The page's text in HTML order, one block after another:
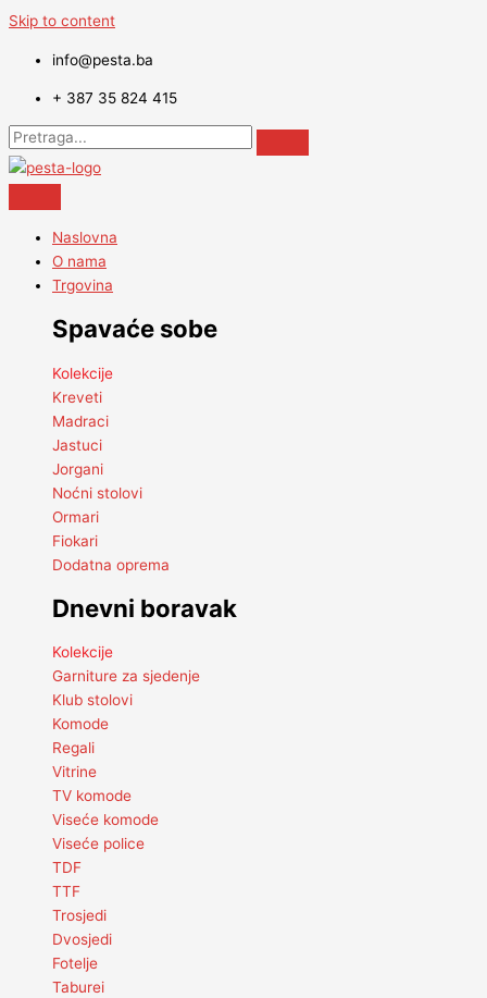
Skip to content
info@pesta.ba
+ 387 35 824 415
Naslovna
O nama
Trgovina
Spavaće sobe
Kolekcije
Kreveti
Madraci
Jastuci
Jorgani
Noćni stolovi
Ormari
Fiokari
Dodatna oprema
Dnevni boravak
Kolekcije
Garniture za sjedenje
Klub stolovi
Komode
Regali
Vitrine
TV komode
Viseće komode
Viseće police
TDF
TTF
Trosjedi
Dvosjedi
Fotelje
Taburei